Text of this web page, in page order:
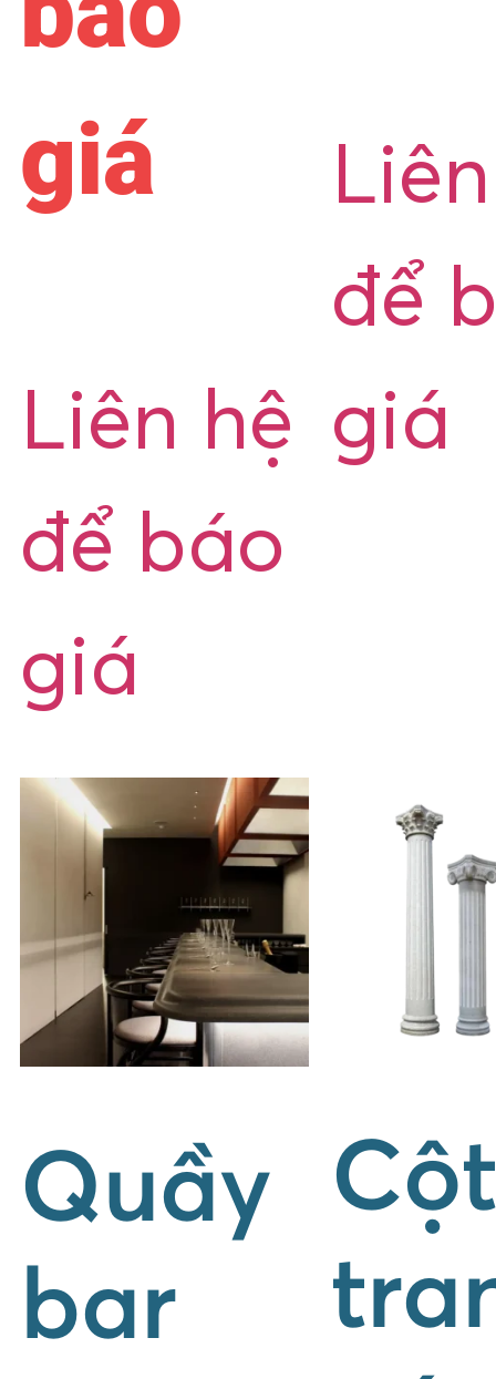
giá
Liên hệ
để báo
giá
để
giá
Quầy
bar
Cột